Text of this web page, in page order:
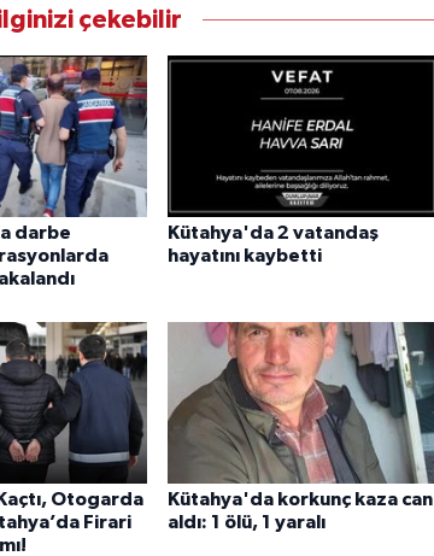
çekebilir
darbe
Kütahya'da 2 vatandaş
hayatını kaybetti
Otogarda
Firari
Kütahya'da korkunç kaza can
aldı: 1 ölü, 1 yaralı